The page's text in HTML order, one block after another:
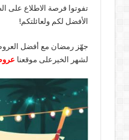
تفوتوا فرصة الاطلاع على
الأفضل لكم ولعائلتكم!
جهّز رمضان مع أفضل
لشهر الخيرعلى موقعنا